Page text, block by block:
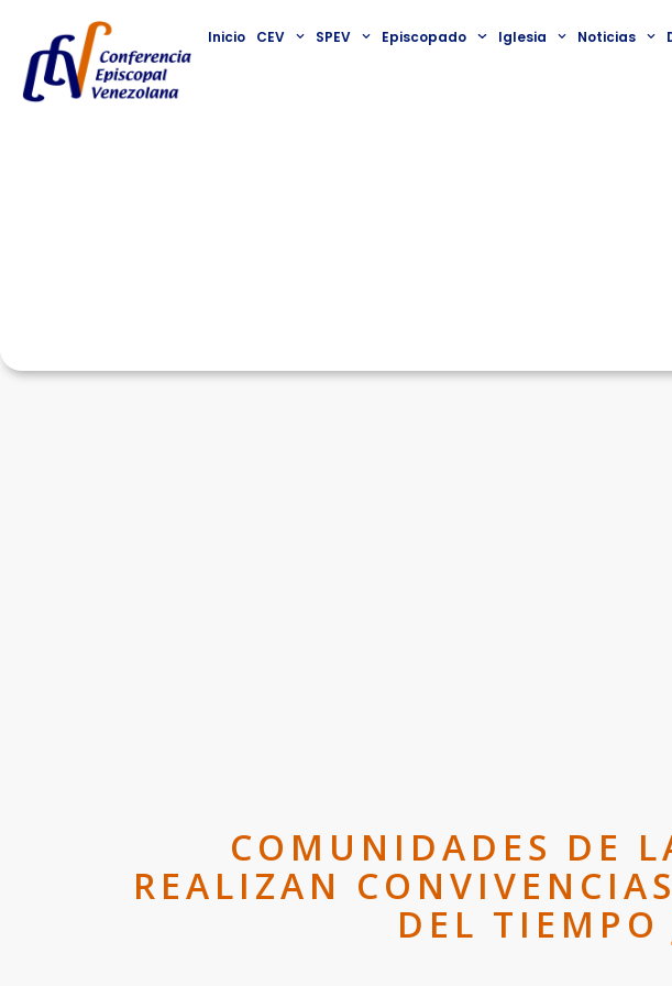
Inicio CEV SPEV Episcopado Iglesia Noticias
COMUNIDADES DE
REALIZAN
DEL